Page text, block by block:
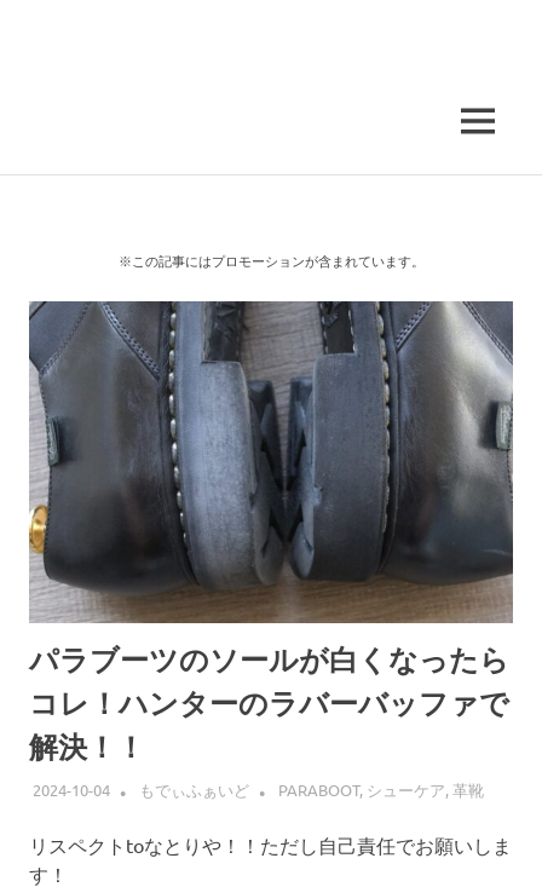
MENU
※この記事にはプロモーションが含まれています。
パラブーツのソールが白くなったら
コレ！ハンターのラバーバッファで
解決！！
2024-10-04 もでぃふぁいど PARABOOT, シューケア,革靴
リスペクトtoなとりや！！ただし自己責任でお願いしま
す！